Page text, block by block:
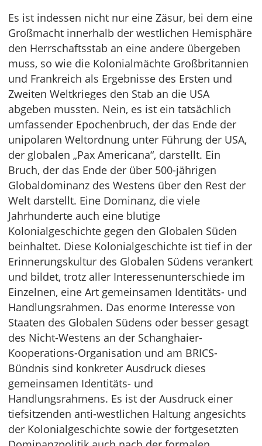
Es ist indessen nicht nur eine Zäsur, bei dem eine
Großmacht innerhalb der westlichen Hemisphäre
den Herrschaftsstab an eine andere übergeben
muss, so wie die Kolonialmächte Großbritannien
und Frankreich als Ergebnisse des Ersten und
Zweiten Weltkrieges den Stab an die USA
abgeben mussten. Nein, es ist ein tatsächlich
umfassender Epochenbruch, der das Ende der
unipolaren Weltordnung unter Führung der USA,
der globalen „Pax Americana“, darstellt. Ein
Bruch, der das Ende der über 500-jährigen
Globaldominanz des Westens über den Rest der
Welt darstellt. Eine Dominanz, die viele
Jahrhunderte auch eine blutige
Kolonialgeschichte gegen den Globalen Süden
beinhaltet. Diese Kolonialgeschichte ist tief in der
Erinnerungskultur des Globalen Südens verankert
und bildet, trotz aller Interessenunterschiede im
Einzelnen, eine Art gemeinsamen Identitäts- und
Handlungsrahmen. Das enorme Interesse von
Staaten des Globalen Südens oder besser gesagt
des Nicht-Westens an der Schanghaier-
Kooperations-Organisation und am BRICS-
Bündnis sind konkreter Ausdruck dieses
gemeinsamen Identitäts- und
Handlungsrahmens. Es ist der Ausdruck einer
tiefsitzenden anti-westlichen Haltung angesichts
der Kolonialgeschichte sowie der fortgesetzten